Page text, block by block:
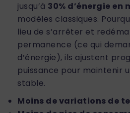
jusqu’à 30% d’énergie en
modèles classiques.
lieu de s’arrêter et
permanence (ce qui
d’énergie), ils ajustent
puissance pour maintenir
stable.
Moins de variations de